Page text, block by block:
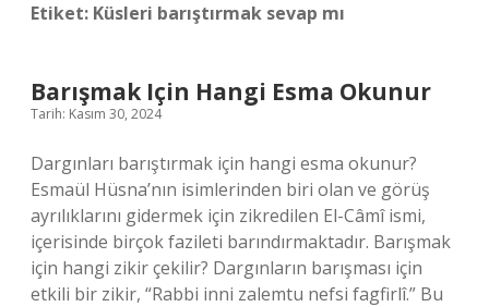
Etiket: Küsleri barıştırmak sevap mı
Barışmak Için Hangi Esma Okunur
Tarih: Kasım 30, 2024
Dargınları barıştırmak için hangi esma okunur?
Esmaül Hüsna’nın isimlerinden biri olan ve görüş
ayrılıklarını gidermek için zikredilen El-Câmî ismi,
içerisinde birçok fazileti barındırmaktadır. Barışmak
için hangi zikir çekilir? Dargınların barışması için
etkili bir zikir, “Rabbi inni zalemtu nefsi fagfirlî.” Bu